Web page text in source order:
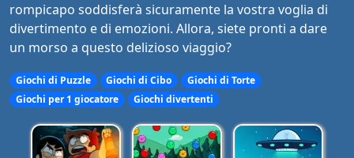
rompicapo soddisferà sicuramente la vostra voglia di
divertimento e di emozioni. Allora, siete pronti a dare
un morso a questo delizioso viaggio?
Giochi di Puzzle Giochi di Cibo
Giochi di Torte
Giochi per 1 giocatore
Giochi divertenti